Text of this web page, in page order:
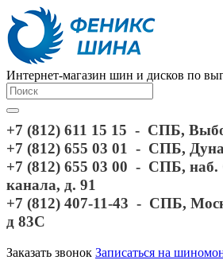
Интернет-магазин шин и дисков по
+7 (812) 611 15 15 - СПБ,
+7 (812) 655 03 01 - СПБ,
+7 (812) 655 03 00 - СПБ, наб.
канала, д. 91
+7 (812) 407-11-43 - СПБ,
д 83С
Заказать звонок Записаться на